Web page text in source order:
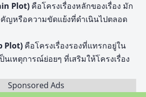
Plot) คือโครงเรื่องหลักของเรื่อง มัก
ญหรือความขัดแย้งที่ดำเนินไปตลอด
Plot) คือโครงเรื่องรองที่แทรกอยู่ใน
นเหตุการณ์ย่อยๆ ที่เสริมให้โครงเรื่อง
Sponsored Ads